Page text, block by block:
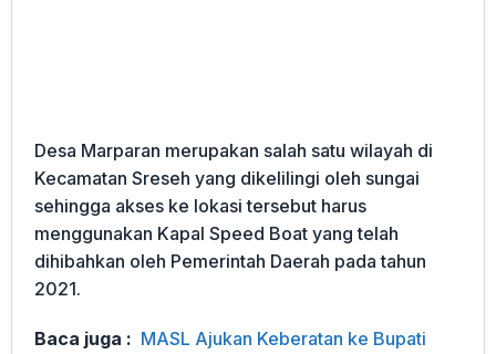
Desa Marparan merupakan salah satu wilayah di
Kecamatan Sreseh yang dikelilingi oleh sungai
sehingga akses ke lokasi tersebut harus
menggunakan Kapal Speed Boat yang telah
dihibahkan oleh Pemerintah Daerah pada tahun
2021.
Baca juga : MASL Ajukan Keberatan ke Bupati